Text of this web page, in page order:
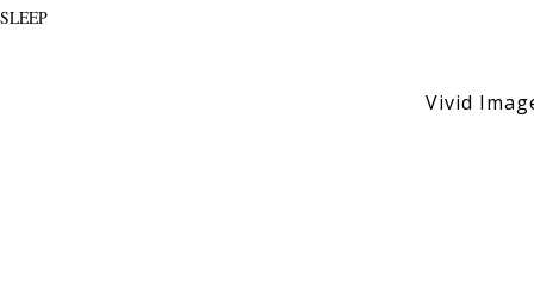
Vivid